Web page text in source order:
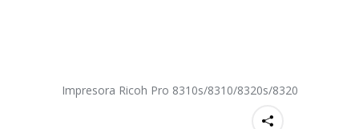
Impresora Ricoh Pro 8310s/8310/8320s/8320